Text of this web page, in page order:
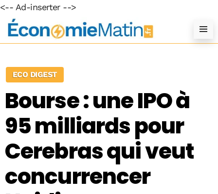
<-- Ad-inserter -->
ECO DIGEST
Bourse : une IPO à
95 milliards pour
Cerebras qui veut
concurrencer